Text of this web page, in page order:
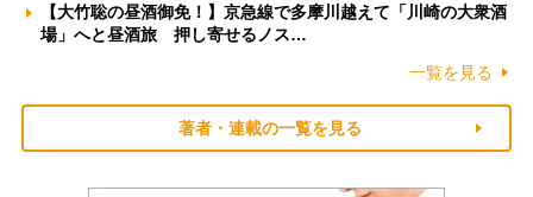
【大竹聡の昼酒御免！】京急線で多摩川越えて「川崎の大衆酒
場」へと昼酒旅 押し寄せるノス…
一覧を見る
著者・連載の一覧を見る